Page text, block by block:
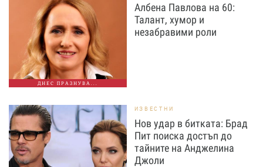
ДНЕС ПРАЗНУВА...
Албена Павлова на 60:
Талант, хумор и
незабравими роли
ИЗВЕСТНИ
Нов удар в битката: Брад
Пит поиска достъп до
тайните на Анджелина
Джоли